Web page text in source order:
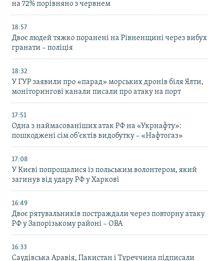
на 72% порівняно з червнем
18:57
Двоє людей тяжко поранені на Рівненщині через вибух
гранати – поліція
18:32
У ГУР заявили про «парад» морських дронів біля Ялти,
моніторингові канали писали про атаку на порт
17:51
Одна з наймасованіших атак РФ на «Укрнафту»:
пошкоджені сім об’єктів видобутку – «Нафтогаз»
17:08
У Києві попрощалися із польським волонтером, який
загинув від удару РФ у Харкові
16:49
Двоє рятувальників постраждали через повторну атаку
РФ у Запорізькому районі – ОВА
16:33
Саудівська Аравія, Пакистан і Туреччина підписали